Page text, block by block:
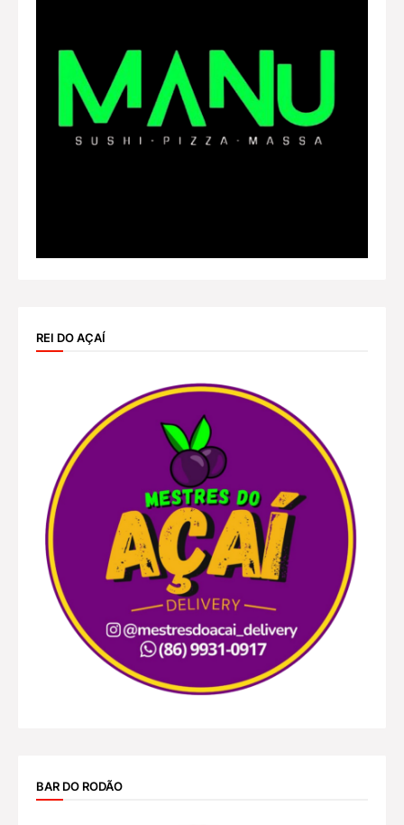
REI DO AÇAÍ
BAR DO RODÃO